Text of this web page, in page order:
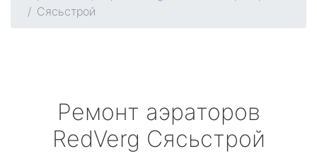
Сясьстрой
Ремонт аэраторов
RedVerg Сясьстрой